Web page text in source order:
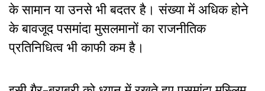
के सामान या उनसे भी बदतर है। संख्या में अधिक होने
के बावजूद पसमांदा मुसलमानों का राजनीतिक
प्रतिनिधित्व भी काफी कम है।